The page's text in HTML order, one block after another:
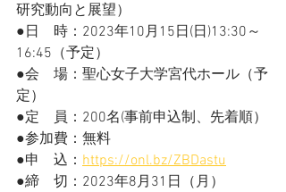
研究動向と展望）
●日　時：2023年10月15日(日)13:30～
16:45（予定）
●会　場：聖心女子大学宮代ホール（予
定）
●定　員：200名(事前申込制、先着順）
●参加費：無料
●申　込： https://onl.bz/ZBDastu
●締　切：2023年8月31日（月）